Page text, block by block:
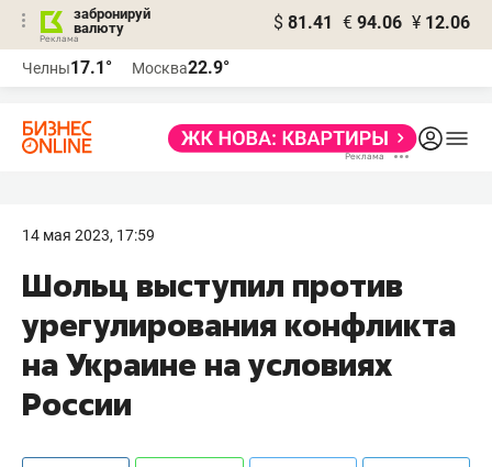
забронируй
валюту
$ 81.41 € 94.06 ¥ 12.06
Челны17.1° Москва22.9°
14 мая 2023, 17:59
Шольц выступил против
урегулирования конфликта
на Украине на условиях
России